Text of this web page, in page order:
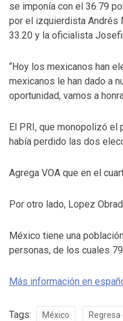
se imponía con el 36.79
por el izquierdista Andrés
33.20 y la oficialista
“Hoy los mexicanos han
mexicanos le han dado a
oportunidad, vamos a
El PRI, que monopolizó el
había perdido las dos
Agrega VOA que en el
Por otro lado, Lopez
México tiene una
personas, de los cuales
Más información en
Tags: México Regresa